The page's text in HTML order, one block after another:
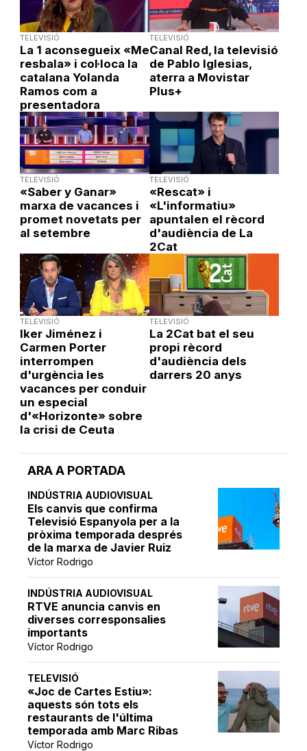
ARA A PORTADA
INDÚSTRIA AUDIOVISUAL
Els canvis que confirma
Televisió Espanyola per a la
pròxima temporada després
de la marxa de Javier Ruiz
Víctor Rodrigo
INDÚSTRIA AUDIOVISUAL
RTVE anuncia canvis en
diverses corresponsalies
importants
Víctor Rodrigo
TELEVISIÓ
«Joc de Cartes Estiu»:
aquests són tots els
restaurants de l'última
temporada amb Marc Ribas
Víctor Rodrigo
TELEVISIÓ
La 1 aconsegueix «Me
resbala» i col·loca la
catalana Yolanda
Ramos com a
presentadora
TELEVISIÓ
Canal Red, la televisió
de Pablo Iglesias,
aterra a Movistar
Plus+
TELEVISIÓ
«Saber y Ganar»
marxa de vacances i
promet novetats per
al setembre
TELEVISIÓ
«Rescat» i
«L'informatiu»
apuntalen el rècord
d'audiència de La
2Cat
TELEVISIÓ
Iker Jiménez i
Carmen Porter
interrompen
d'urgència les
vacances per conduir
un especial
d'«Horizonte» sobre
la crisi de Ceuta
TELEVISIÓ
La 2Cat bat el seu
propi rècord
d'audiència dels
darrers 20 anys